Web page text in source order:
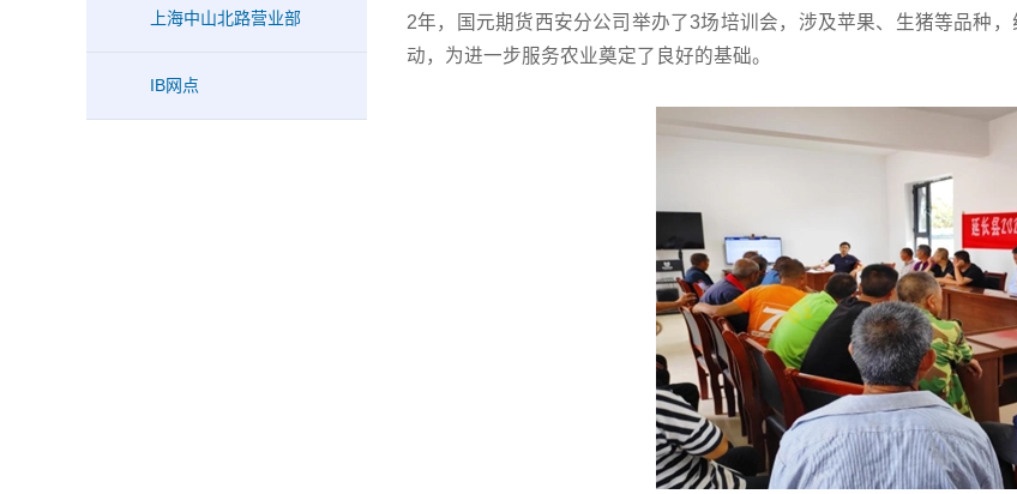
上海中山北路营业部
IB网点
2年，国元期货西安分公司举办了3场培训会，涉及苹果、生猪等品种
动，为进一步服务农业奠定了良好的基础。